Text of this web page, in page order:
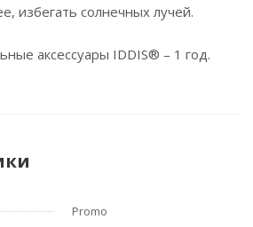
избегать солнечных лучей.
аксессуары IDDIS® – 1 год.
Promo